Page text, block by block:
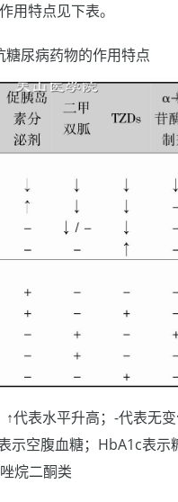
用特点见下表。
糖尿病药物的作用特点
↑代表水平升高；-代表无
示空腹血糖；HbA1c表示
烷二酮类